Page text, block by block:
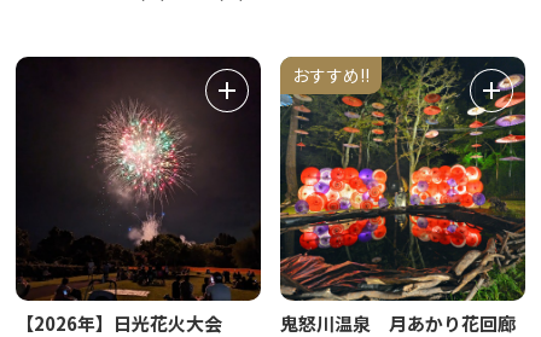
【2026年】日光花火大会
おすすめ!!
鬼怒川温泉 月あかり花回廊